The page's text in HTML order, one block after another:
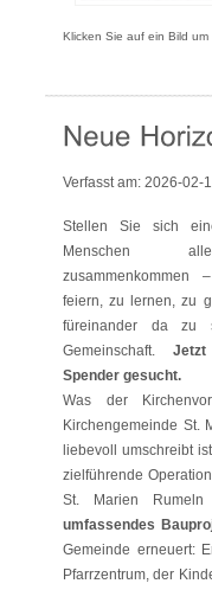
Klicken Sie auf ein Bild
Verfasst am: 2026-02-
Stellen Sie sich
Menschen
feiern, zu lernen, zu
füreinander da
Gemeinschaft.
Spender gesucht.
Was der
Kirchengemeinde St.
liebevoll umschreibt
zielführende
St. Marien
umfassendes
Gemeinde erneuert:
Pfarrzentrum, der